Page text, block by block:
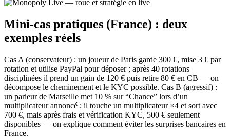
Mini-cas pratiques (France) : deux
exemples réels
Cas A (conservateur) : un joueur de Paris garde 300 €, mise 3 € par
rotation et utilise PayPal pour déposer ; après 40 rotations
disciplinées il prend un gain de 120 € puis retire 80 € en CB — on
décompose le cheminement et le KYC possible. Cas B (agressif) :
un parieur de Marseille met 10 % sur “Chance” lors d’un
multiplicateur annoncé ; il touche un multiplicateur ×4 et sort avec
700 €, mais après frais et vérification KYC, 500 € seulement
disponibles — on explique comment éviter les surprises bancaires en
France.